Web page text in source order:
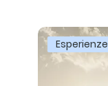
Esperienze